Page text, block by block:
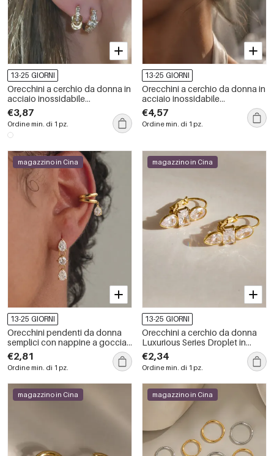
13-25 GIORNI
Orecchini a cerchio da donna in
acciaio inossidabile
impermeabile color oro con
zirconi.
€3,87
Ordine min. di 1 pz.
13-25 GIORNI
Orecchini a cerchio da donna in
acciaio inossidabile
impermeabile color oro con
zirconi.
€4,57
Ordine min. di 1 pz.
magazzino in Cina
13-25 GIORNI
Orecchini pendenti da donna
semplici con nappine a goccia,
in acciaio inossidabile,
impermeabili, color oro, con
zirconi.
€2,81
Ordine min. di 1 pz.
magazzino in Cina
13-25 GIORNI
Orecchini a cerchio da donna
Luxurious Series Droplet in
acciaio inossidabile color oro
impermeabile con zirconi
€2,34
Ordine min. di 1 pz.
magazzino in Cina magazzino in Cina